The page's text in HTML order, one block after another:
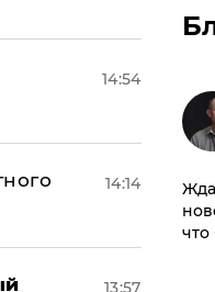
14:54
14:14
13:57
что